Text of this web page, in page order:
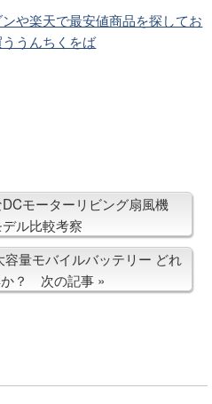
や楽天で最安値商品を探してお
うんちくをば
モーターリビング扇風機
ル比較考察
量モバイルバッテリー どれ
か？ 次の記事